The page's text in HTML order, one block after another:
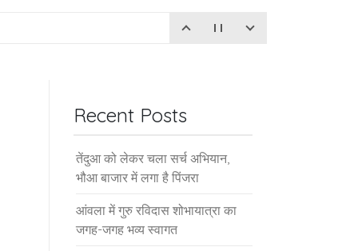
Recent Posts
तेंदुआ को लेकर चला सर्च अभियान,
भौआ बाजार में लगा है पिंजरा
आंवला में गुरु रविदास शोभायात्रा का
जगह-जगह भव्य स्वागत